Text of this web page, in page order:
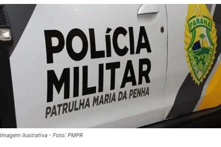
Imagem Ilustrativa - Foto: PMPR